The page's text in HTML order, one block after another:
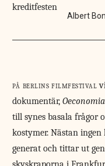
Albert
på berlins filmfestival
dokumentär,Oeconomia
till synes basala frågor
kostymer. Nästan
generat och tittar ut